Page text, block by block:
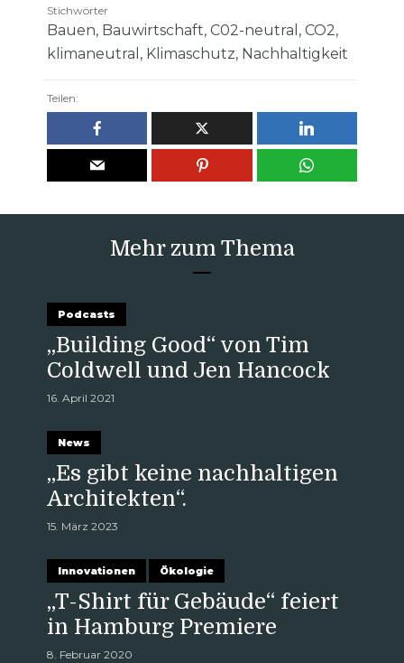
Stichwörter
Bauen, Bauwirtschaft, C02-neutral , CO2,
klimaneutral , Klimaschutz, Nachhaltigkeit
Teilen:
Mehr zum Thema
Podcasts
„Building Good“ von Tim
Coldwell und Jen Hancock
16. April 2021
News
„Es gibt keine nachhaltigen
Architekten“.
15. März 2023
Innovationen Ökologie
„T-Shirt für Gebäude“ feiert
in Hamburg Premiere
8. Februar 2020